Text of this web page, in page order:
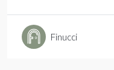
Finucci